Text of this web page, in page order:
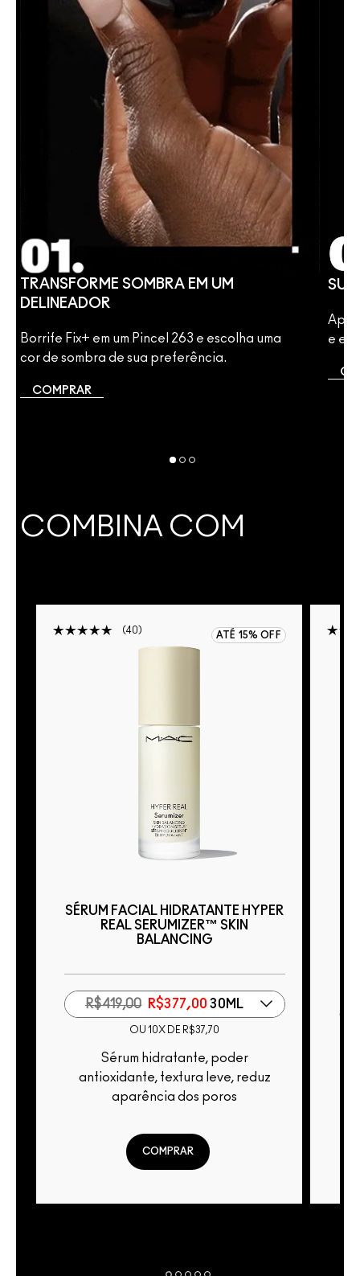
TRANSFORME SOMBRA EM UM
DELINEADOR
Borrife Fix+ em um Pincel 263 e escolha uma
cor de sombra de sua preferência.
COMPRAR
e
COMBINA COM
40 ATÉ 15% OFF
SÉRUM FACIAL HIDRATANTE HYPER
REAL SERUMIZER™ SKIN
BALANCING
R$419,00 R$377,00 30ML
OU 10X DE R$37,70
Sérum hidratante, poder
antioxidante, textura leve, reduz
aparência dos poros
COMPRAR